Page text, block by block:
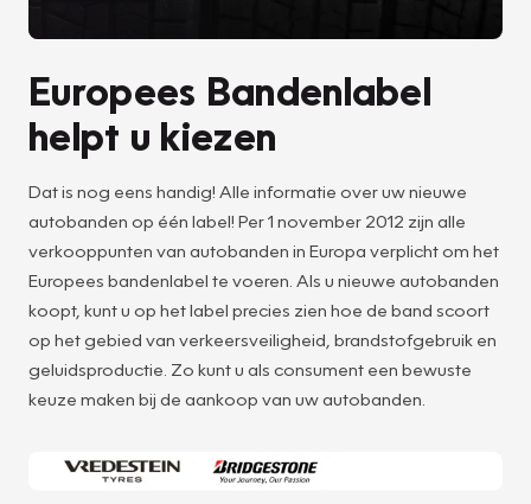
Europees Bandenlabel
helpt u kiezen
Dat is nog eens handig! Alle informatie over uw nieuwe
autobanden op één label! Per 1 november 2012 zijn alle
verkooppunten van autobanden in Europa verplicht om het
Europees bandenlabel te voeren. Als u nieuwe autobanden
koopt, kunt u op het label precies zien hoe de band scoort
op het gebied van verkeersveiligheid, brandstofgebruik en
geluidsproductie. Zo kunt u als consument een bewuste
keuze maken bij de aankoop van uw autobanden.